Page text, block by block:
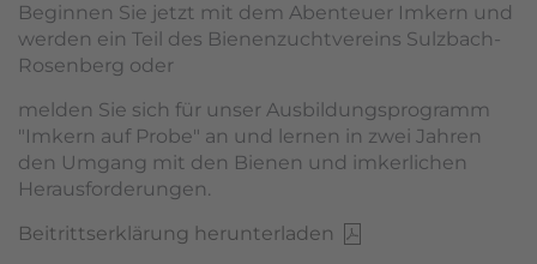
Beginnen Sie jetzt mit dem Abenteuer Imkern und
werden ein Teil des Bienenzuchtvereins Sulzbach-
Rosenberg oder
melden Sie sich für unser Ausbildungsprogramm
"Imkern auf Probe" an und lernen in zwei Jahren
den Umgang mit den Bienen und imkerlichen
Herausforderungen.
Beitrittserklärung herunterladen